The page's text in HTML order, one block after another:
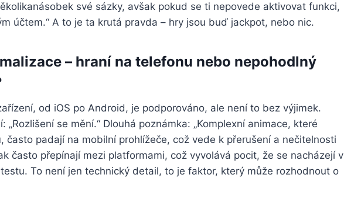
své sázky, avšak pokud se ti nepovede aktivovat funkci,
účtem.“ A to je ta krutá pravda – hry jsou buď jackpot, nebo nic.
– hraní na telefonu nebo nepohodlný
od iOS po Android, je podporováno, ale není to bez výjimek.
„Rozlišení se mění.“ Dlouhá poznámka: „Komplexní animace, které
často padají na mobilní prohlížeče, což vede k přerušení a nečitelnosti
často přepínají mezi platformami, což vyvolává pocit, že se nacházejí v
testu. To není jen technický detail, to je faktor, který může rozhodnout o